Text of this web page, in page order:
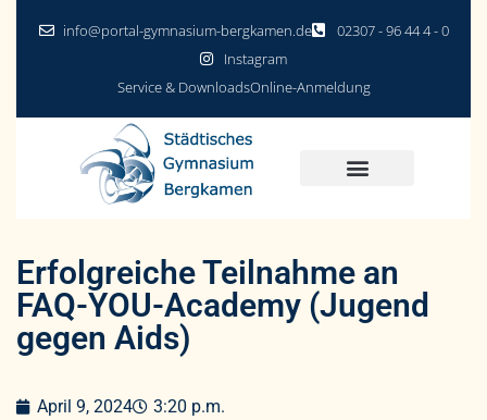
info@portal-gymnasium-bergkamen.de
02307 - 96 44 4 - 0
Instagram
Service & DownloadsOnline-Anmeldung
Erfolgreiche Teilnahme an
FAQ-YOU-Academy (Jugend
gegen Aids)
April 9, 2024 3:20 p.m.